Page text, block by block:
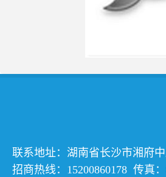
联系地址：湖南省长沙市湘府
招商热线：15200860178 传真